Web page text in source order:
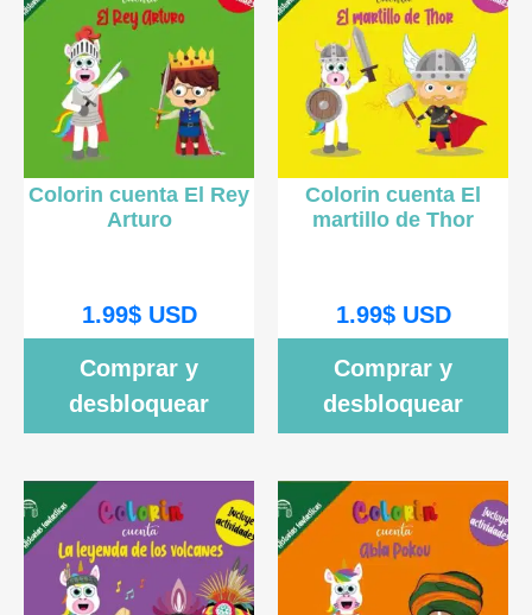
Colorin cuenta El Rey
Arturo
1.99$USD
Comprar y
desbloquear
Colorin cuenta El
martillo de Thor
1.99$USD
Comprar y
desbloquear